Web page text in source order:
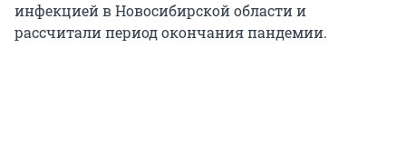
инфекцией в Новосибирской области и
рассчитали период окончания пандемии.